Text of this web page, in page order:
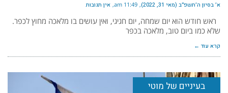
א׳ בסיון ה׳תשפ״ב (מאי 31, 2022) 11:49 am אין תגובות
ראש חודש הוא יום שמחה, יום חגיגי, ואין עושים בו מלאכה מחוץ לכפר.
שלא כמו ביום טוב, מלאכה בכפר
קרא עוד ←
בעיניים של מוטי